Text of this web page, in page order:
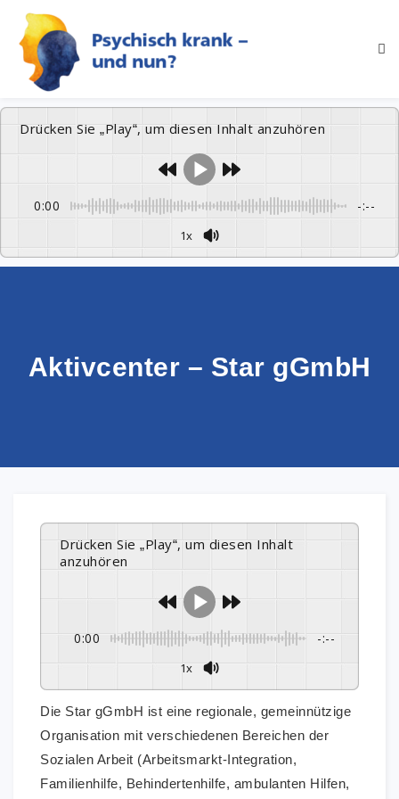
Drücken Sie „Play“, um diesen Inhalt anzuhören
0:00 -:--
1x
Aktivcenter – Star gGmbH
Drücken Sie „Play“, um diesen Inhalt
anzuhören
0:00 -:--
1x
Die Star gGmbH ist eine regionale, gemeinnützige
Organisation mit verschiedenen Bereichen der
Sozialen Arbeit (Arbeitsmarkt-Integration,
Familienhilfe, Behindertenhilfe, ambulanten Hilfen,